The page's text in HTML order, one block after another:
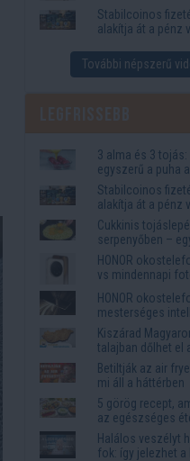
igények
Stabilcoinos
alakítja át a pénz
Western Union
További népszerű
3 alma és 3 tojás:
egyszerű a puha
titka
Stabilcoinos
alakítja át a pénz
Visa, a Mastercard
Western Union
Cukkinis
serpenyőben –
laktató vacsora
HONOR
vs mindennapi
igények
HONOR
mesterséges
funkciók, amelyek
megkönnyítik az
Kiszárad
talajban dőlhet el
Betiltják az air
mi áll a háttérben
5 görög recept,
az egészséges
tűnik lemondásnak
Halálos veszélyt
fok: így jelezhet a